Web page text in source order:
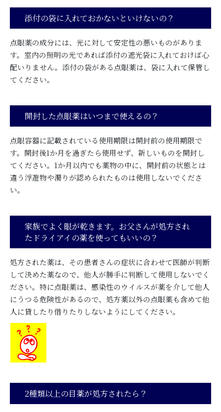
添付の袋に入れておかないといけないの？
点眼薬の成分には、光に対して安定性の悪いものがありま
す。室内の照明の光であれば添付の遮光袋に入れておけば心
配いりません。添付の袋がある点眼薬は、袋に入れて保管し
てください。
開封した点眼薬はいつまで使えるの？
点眼容器に記載されている使用期限は開封前の使用期限で
す。開封後1か月を過ぎたら使用せず、新しいものを開封し
てください。1か月以内でも薬物の中に、開封前の状態とは
違う浮遊物や濁りが認められたものは使用しないでくださ
い。
家族でよく眼が乾きます。お父さんが処方され
たドライアイの薬を使ってもいいの？
処方された薬は、その患者さんの症状に合わせて医師が判断
して決めた薬なので、他人が勝手に判断して使用しないでく
ださい。特に点眼薬は、感染性のウイルスが薬を介して他人
にうつる危険性があるので、処方薬以外の点眼薬も含めて他
人に貸したり借りたりしないようにしてください。
2種類以上の目薬が処方されたら？